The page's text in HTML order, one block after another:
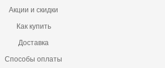
Акции и скидки
Как купить
Доставка
Способы оплаты